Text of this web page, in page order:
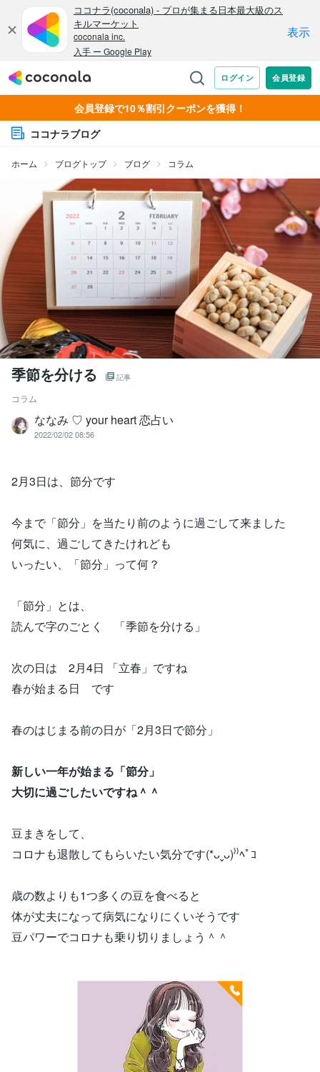
会員登録で10％割引クーポンを獲得！
ココナラブログ
ホーム ブログトップ ブログ コラム
季節を分ける 記事
コラム
ななみ ♡ your heart 恋占い
2022/02/02 08:56
2月3日は、節分です
今まで「節分」を当たり前のように過ごして来ました
何気に、過ごしてきたけれども
いったい、「節分」って何？
「節分」とは、
読んで字のごとく 「季節を分ける」
次の日は 2月4日 「立春」ですね
春が始まる日 です
春のはじまる前の日が「2月3日で節分」
新しい一年が始まる「節分」
大切に過ごしたいですね＾＾
豆まきをして、
コロナも退散してもらいたい気分です(*ᴗˬᴗ)⁾⁾ﾍﾟｺ
歳の数よりも1つ多くの豆を食べると
体が丈夫になって病気になりにくいそうです
豆パワーでコロナも乗り切りましょう＾＾